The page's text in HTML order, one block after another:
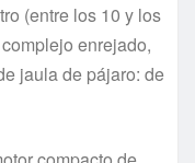
(entre los 10 y los
enrejado,
jaula de pájaro: de